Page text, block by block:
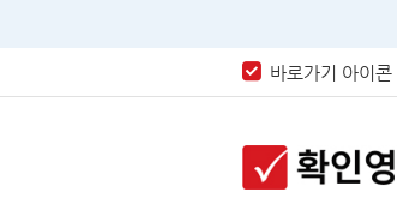
바로가기 아이콘